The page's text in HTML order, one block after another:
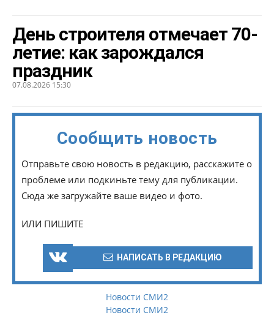
День строителя отмечает 70-
летие: как зарождался
праздник
07.08.2026 15:30
Сообщить новость
Отправьте свою новость в редакцию, расскажите о
проблеме или подкиньте тему для публикации.
Сюда же загружайте ваше видео и фото.
ИЛИ ПИШИТЕ
НАПИСАТЬ В РЕДАКЦИЮ
Новости СМИ2
Новости СМИ2